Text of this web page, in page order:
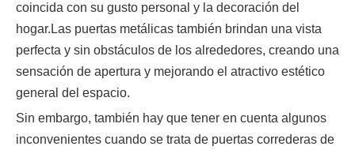
coincida con su gusto personal y la decoración del
hogar.Las puertas metálicas también brindan una vista
perfecta y sin obstáculos de los alrededores, creando una
sensación de apertura y mejorando el atractivo estético
general del espacio.
Sin embargo, también hay que tener en cuenta algunos
inconvenientes cuando se trata de puertas correderas de